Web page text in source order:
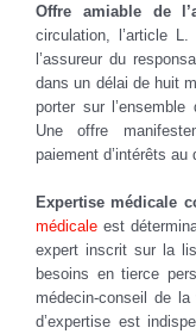
Offre amiable de
circulation, l’article
l’assureur du
dans un délai de huit
porter sur
Une offre
paiement d’intérêts au
Expertise médicale
médicale est
expert inscrit sur la
besoins en tierce
médecin-conseil de
d’expertise est